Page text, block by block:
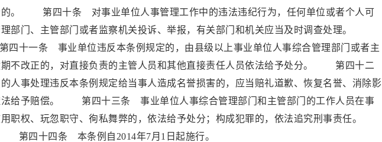
的。 第四十条 对事业单位人事管理工作中的违法违纪行为，任何单位或者个人可
理部门、主管部门或者监察机关投诉、举报，有关部门和机关应当及时调查处理。
一条 事业单位违反本条例规定的，由县级以上事业单位人事综合管理部门或者主
期不改正的，对直接负责的主管人员和其他直接责任人员依法给予处分。 第四十二
人事处理违反本条例规定给当事人造成名誉损害的，应当赔礼道歉、恢复名誉、消除影
法给予赔偿。 第四十三条 事业单位人事综合管理部门和主管部门的工作人员在事
职权、玩忽职守、徇私舞弊的，依法给予处分；构成犯罪的，依法追究刑事责任。
四条 本条例自2014年7月1日起施行。